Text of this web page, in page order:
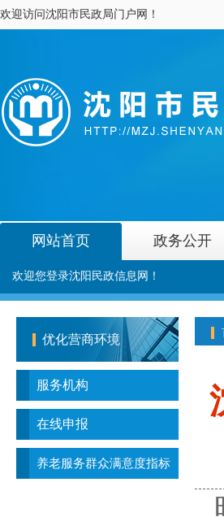
欢迎访问沈阳市民政局门户网！
网站首页 政务公开
欢迎您登录沈阳民政信息网！
优化营商环境
服务机构
在线申报
养老服务群众满意度指标